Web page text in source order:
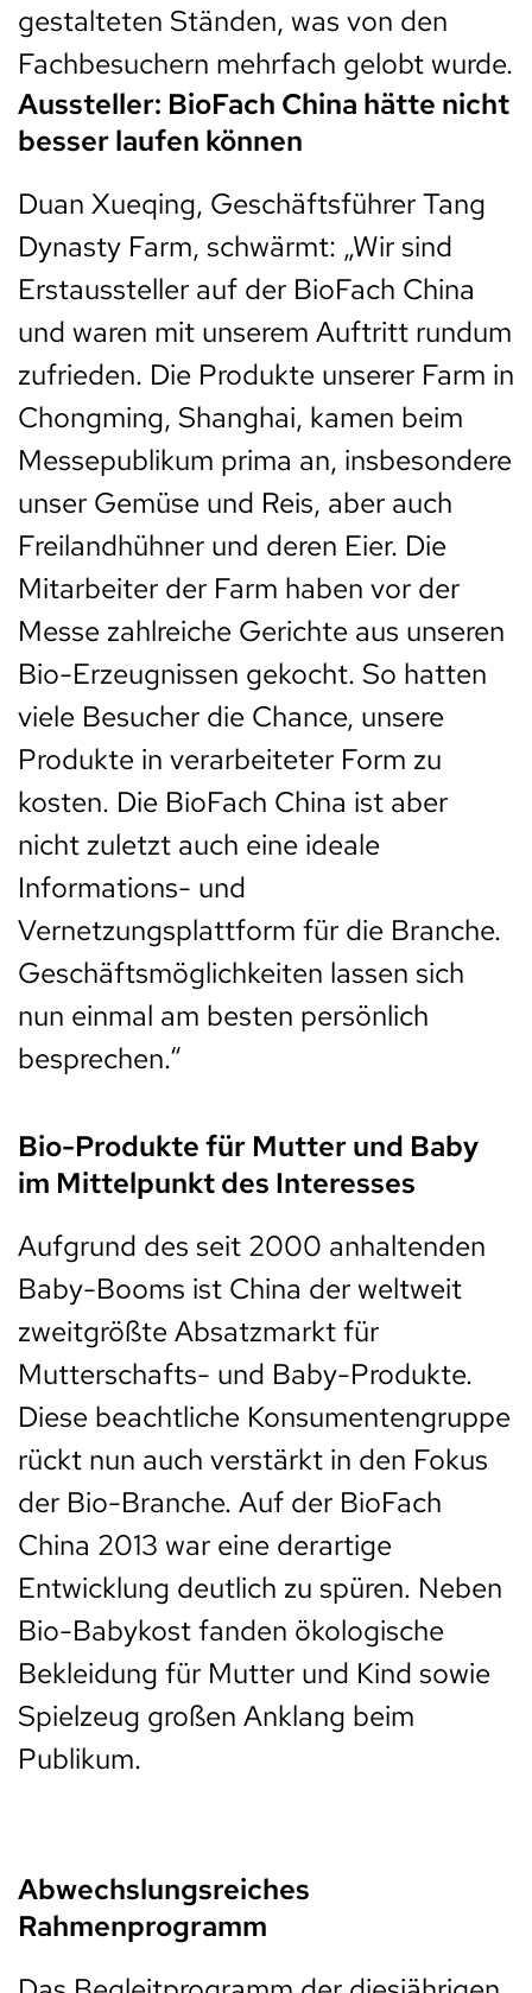
gestalteten Ständen, was von den
Fachbesuchern mehrfach gelobt wurde.
Aussteller: BioFach China hätte nicht
besser laufen können
Duan Xueqing, Geschäftsführer Tang
Dynasty Farm, schwärmt: „Wir sind
Erstaussteller auf der BioFach China
und waren mit unserem Auftritt rundum
zufrieden. Die Produkte unserer Farm in
Chongming, Shanghai, kamen beim
Messepublikum prima an, insbesondere
unser Gemüse und Reis, aber auch
Freilandhühner und deren Eier. Die
Mitarbeiter der Farm haben vor der
Messe zahlreiche Gerichte aus unseren
Bio-Erzeugnissen gekocht. So hatten
viele Besucher die Chance, unsere
Produkte in verarbeiteter Form zu
kosten. Die BioFach China ist aber
nicht zuletzt auch eine ideale
Informations- und
Vernetzungsplattform für die Branche.
Geschäftsmöglichkeiten lassen sich
nun einmal am besten persönlich
besprechen.“
Bio-Produkte für Mutter und Baby
im Mittelpunkt des Interesses
Aufgrund des seit 2000 anhaltenden
Baby-Booms ist China der weltweit
zweitgrößte Absatzmarkt für
Mutterschafts- und Baby-Produkte.
Diese beachtliche Konsumentengruppe
rückt nun auch verstärkt in den Fokus
der Bio-Branche. Auf der BioFach
China 2013 war eine derartige
Entwicklung deutlich zu spüren. Neben
Bio-Babykost fanden ökologische
Bekleidung für Mutter und Kind sowie
Spielzeug großen Anklang beim
Publikum.
Abwechslungsreiches
Rahmenprogramm